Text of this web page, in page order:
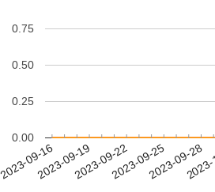
2023-09-162023-09-192023-09-222023-09-252023-09-28
0.00
0.25
0.50
0.75